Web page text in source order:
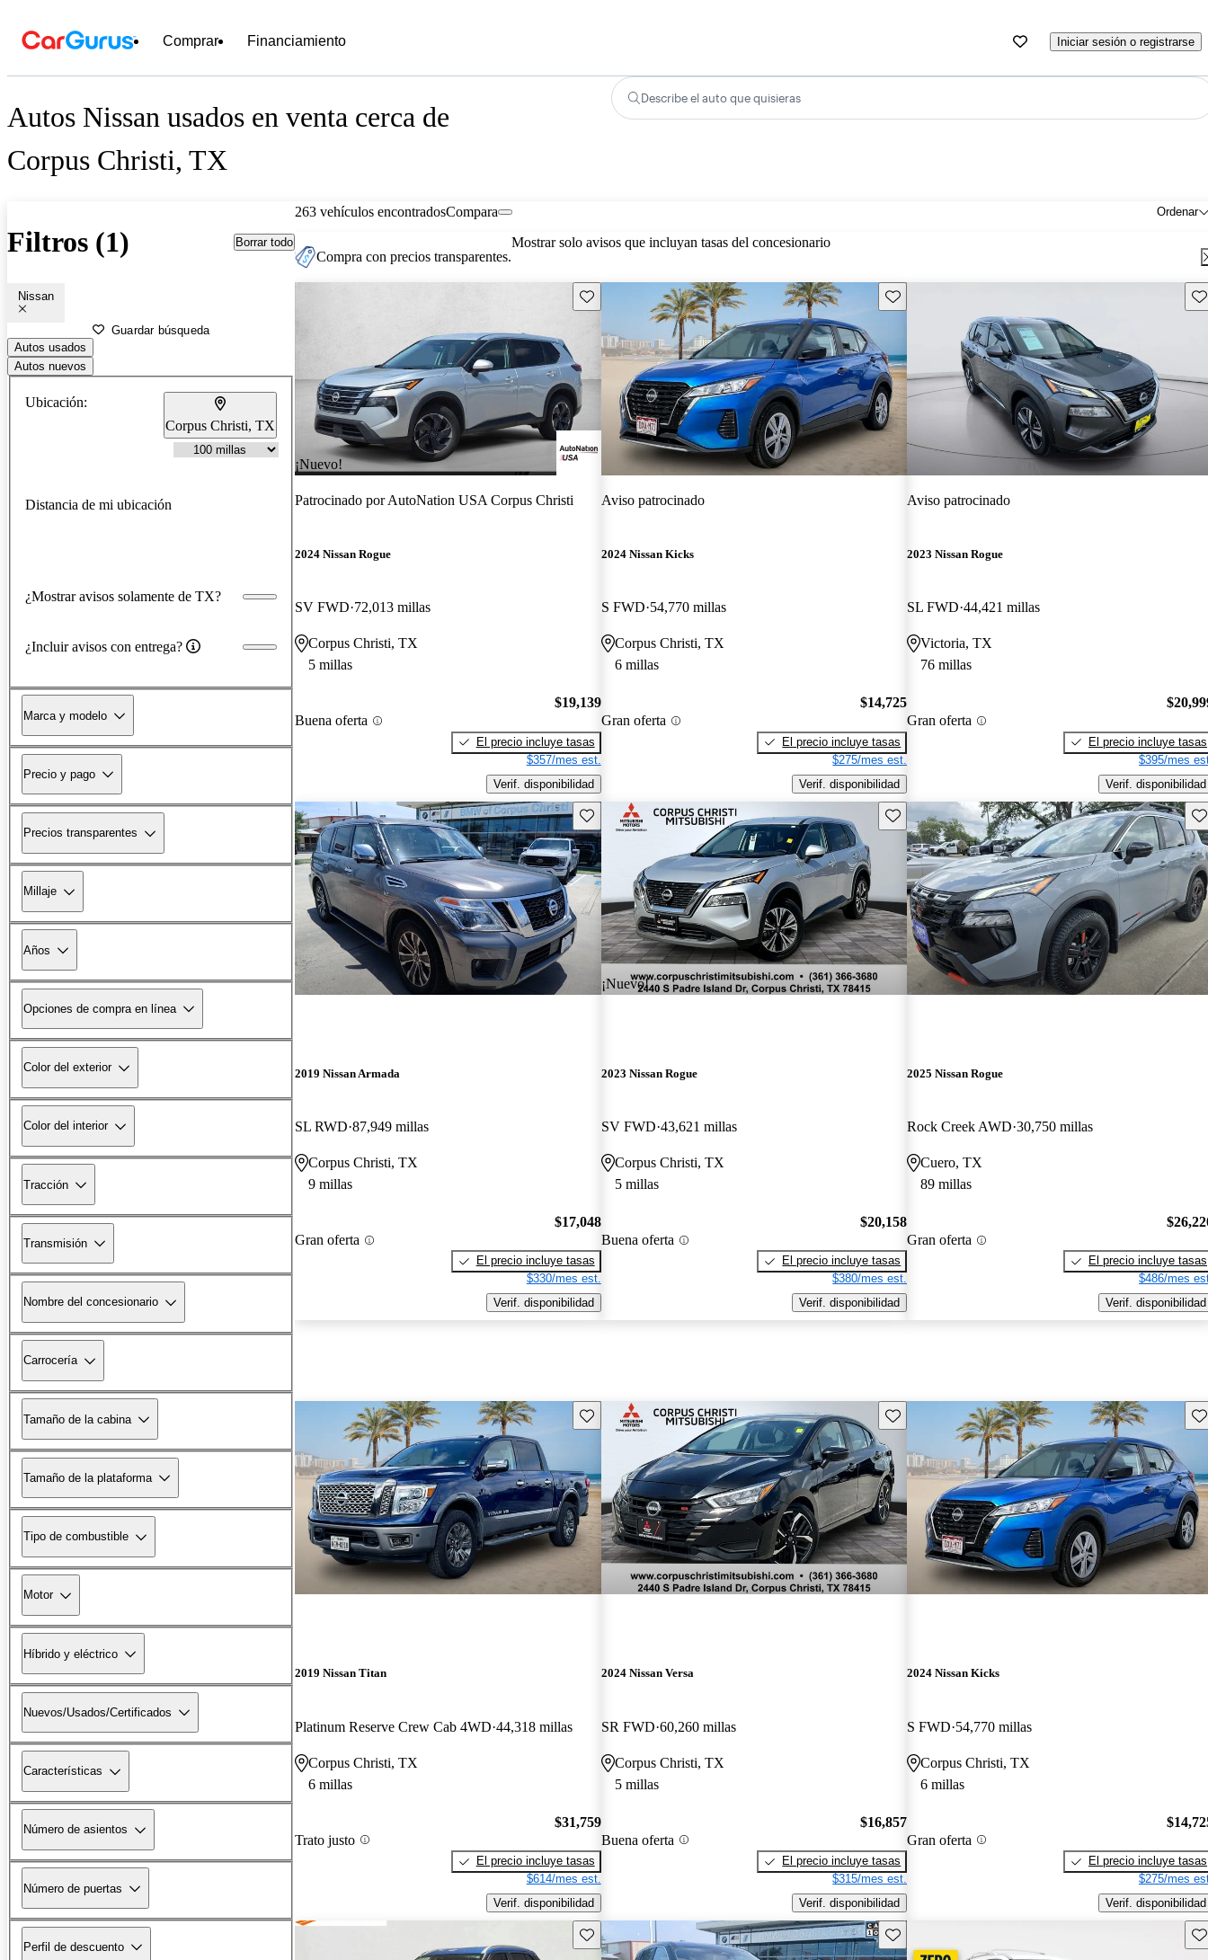
Comprar Financiamiento Iniciar sesión o registrarse
Autos Nissan usados en venta cerca de
Corpus Christi, TX
Describe el auto que quisieras
Filtros (1) Borrar todo
Nissan
Guardar búsqueda
Autos usados
Autos nuevos
Ubicación:
Corpus Christi, TX
Distancia de mi ubicación
¿Mostrar avisos solamente de TX?
¿Incluir avisos con entrega?
Marca y modelo
Precio y pago
Precios transparentes
Millaje
Años
Opciones de compra en línea
Color del exterior
Color del interior
Tracción
Transmisión
Nombre del concesionario
Carrocería
Tamaño de la cabina
Tamaño de la plataforma
Tipo de combustible
Motor
Híbrido y eléctrico
Nuevos/Usados/Certificados
Características
Número de asientos
Número de puertas
Perfil de descuento
263 vehículos encontrados Ordenar
Compara
Compra con precios transparentes.
Mostrar solo avisos que incluyan tasas del concesionario
¡Nuevo!
Guarda este Aviso
Patrocinado porAutoNation USA Corpus Christi
2024 Nissan Rogue
SV FWD 72,013 millas
Corpus Christi, TX
5 millas
Buena oferta
$19,139
El precio incluye tasas
$357/mes est.
Verif. disponibilidad
Guarda este Aviso
Aviso patrocinado
2024 Nissan Kicks
S FWD 54,770 millas
Corpus Christi, TX
6 millas
Gran oferta
$14,725
El precio incluye tasas
$275/mes est.
Verif. disponibilidad
Aviso patrocinado
2023 Nissan Rogue
SL FWD 44,421 millas
Victoria, TX
76 millas
Gran oferta
El precio incluye tasas
$395/mes
Verif. disponibilidad
Guarda este Aviso
2019 Nissan Armada
SL RWD 87,949 millas
Corpus Christi, TX
9 millas
Gran oferta
$17,048
El precio incluye tasas
$330/mes est.
Verif. disponibilidad
¡Nuevo!
Guarda este Aviso
2023 Nissan Rogue
SV FWD 43,621 millas
Corpus Christi, TX
5 millas
Buena oferta
$20,158
El precio incluye tasas
$380/mes est.
Verif. disponibilidad
2025 Nissan Rogue
Rock Creek AWD 30,750 millas
Cuero, TX
89 millas
Gran oferta
El precio incluye tasas
$486/mes
Verif. disponibilidad
Guarda este Aviso
2019 Nissan Titan
Platinum Reserve Crew Cab 4WD 44,318 millas
Corpus Christi, TX
6 millas
Trato justo
$31,759
El precio incluye tasas
$614/mes est.
Verif. disponibilidad
Guarda este Aviso
2024 Nissan Versa
SR FWD 60,260 millas
Corpus Christi, TX
5 millas
Buena oferta
$16,857
El precio incluye tasas
$315/mes est.
Verif. disponibilidad
2024 Nissan Kicks
S FWD 54,770 millas
Corpus Christi, TX
6 millas
Gran oferta
El precio incluye tasas
$275/mes
Verif. disponibilidad
Guarda este Aviso Guarda este Aviso